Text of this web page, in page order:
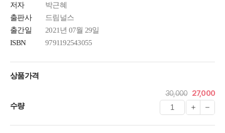
저자
박근혜
출판사
드림널스
출간일
2021년 07월 29일
ISBN
9791192543055
상품가격
30,000 27,000
수량